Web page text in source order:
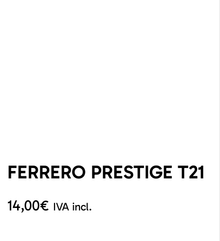
FERRERO PRESTIGE T21
14,00€ IVA incl.